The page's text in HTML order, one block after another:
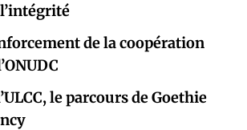
de la coopération
le parcours de Goethie